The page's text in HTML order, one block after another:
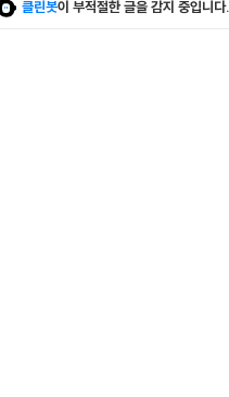
클린봇이 부적절한 글을 감지 중입니다.